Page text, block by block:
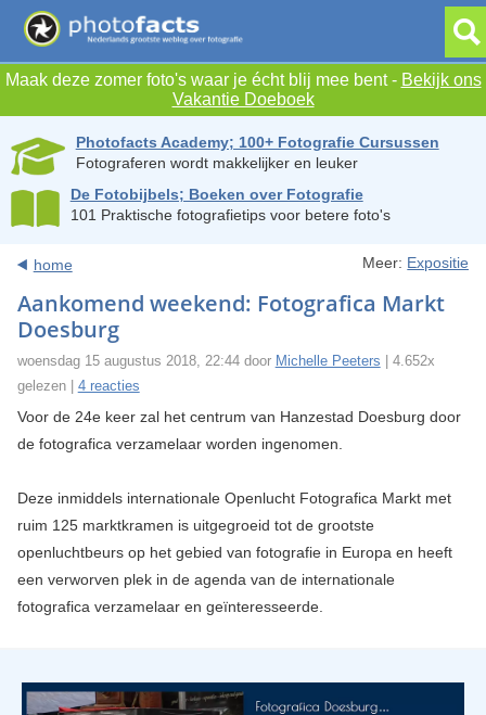
Maak deze zomer foto's waar je écht blij mee bent - Bekijk ons
Vakantie Doeboek
Photofacts Academy; 100+ Fotografie Cursussen
Fotograferen wordt makkelijker en leuker
De Fotobijbels; Boeken over Fotografie
101 Praktische fotografietips voor betere foto's
home Meer: Expositie
Aankomend weekend: Fotografica Markt
Doesburg
woensdag 15 augustus 2018, 22:44 door Michelle Peeters | 4.652x
gelezen | 4 reacties
Voor de 24e keer zal het centrum van Hanzestad Doesburg door
de fotografica verzamelaar worden ingenomen.
Deze inmiddels internationale Openlucht Fotografica Markt met
ruim 125 marktkramen is uitgegroeid tot de grootste
openluchtbeurs op het gebied van fotografie in Europa en heeft
een verworven plek in de agenda van de internationale
fotografica verzamelaar en geïnteresseerde.